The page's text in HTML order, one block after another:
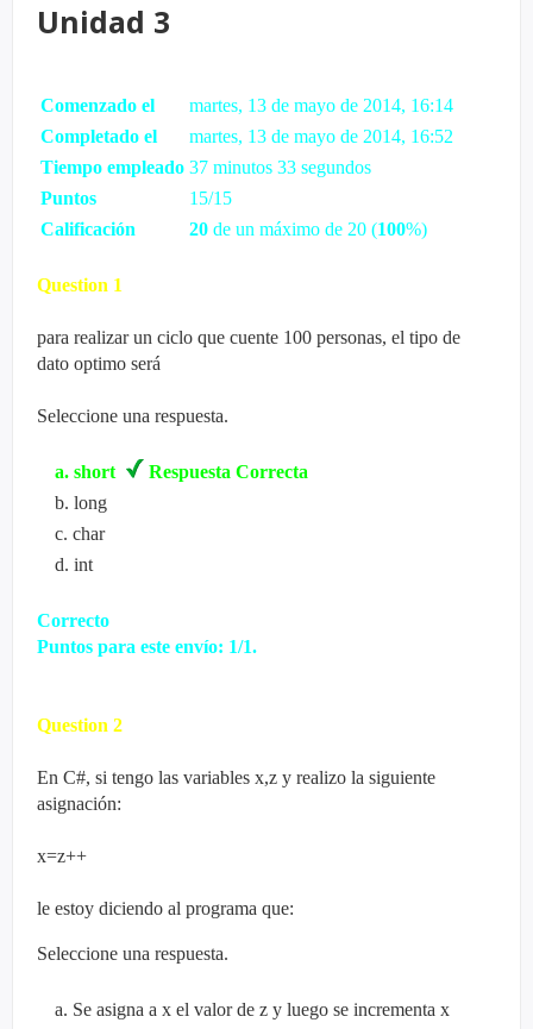
Unidad 3
Comenzado el
martes, 13 de mayo de 2014, 16:14
Completado el
martes, 13 de mayo de 2014, 16:52
Tiempo empleado 37 minutos 33 segundos
Puntos
15/15
Calificación
20 de un máximo de 20 (100%)
Question 1
para realizar un ciclo que cuente 100 personas, el tipo de
dato optimo será
Seleccione una respuesta.
a. short
Respuesta Correcta
b. long
c. char
d. int
Correcto
Puntos para este envío: 1/1.
Question 2
En C#, si tengo las variables x,z y realizo la siguiente
asignación:
x=z++
le estoy diciendo al programa que:
Seleccione una respuesta.
a. Se asigna a x el valor de z y luego se incrementa x